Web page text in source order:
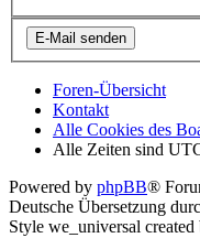
Foren-Übersicht
Kontakt
Alle Cookies des
Alle Zeiten sind
Powered by phpBB®
Deutsche Übersetzung
Style we_universal created